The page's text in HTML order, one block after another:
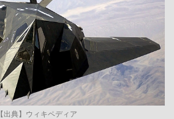
【出典】ウィキペディア